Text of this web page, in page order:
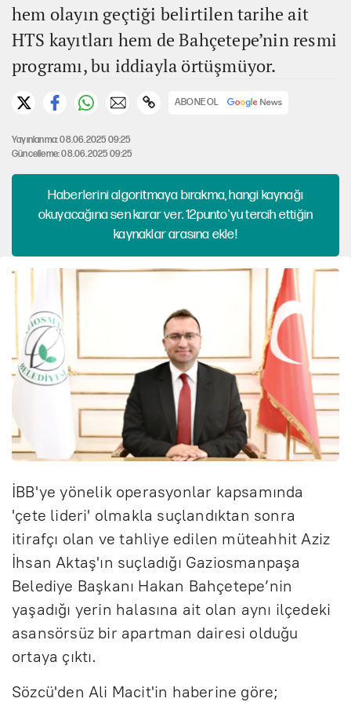
hem olayın geçtiği belirtilen tarihe ait
HTS kayıtları hem de Bahçetepe’nin resmi
programı, bu iddiayla örtüşmüyor.
ABONE OL
Yayınlanma: 08.06.2025 09:25
Güncelleme: 08.06.2025 09:25
Haberlerini algoritmaya bırakma, hangi kaynağı
okuyacağına sen karar ver. 12punto'yu tercih ettiğin
kaynaklar arasına ekle!
İBB'ye yönelik operasyonlar kapsamında
'çete lideri' olmakla suçlandıktan sonra
itirafçı olan ve tahliye edilen müteahhit Aziz
İhsan Aktaş'ın suçladığı Gaziosmanpaşa
Belediye Başkanı Hakan Bahçetepe’nin
yaşadığı yerin halasına ait olan aynı ilçedeki
asansörsüz bir apartman dairesi olduğu
ortaya çıktı.
Sözcü'den Ali Macit'in haberine göre;